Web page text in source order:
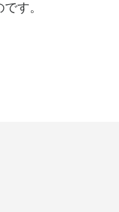
す。